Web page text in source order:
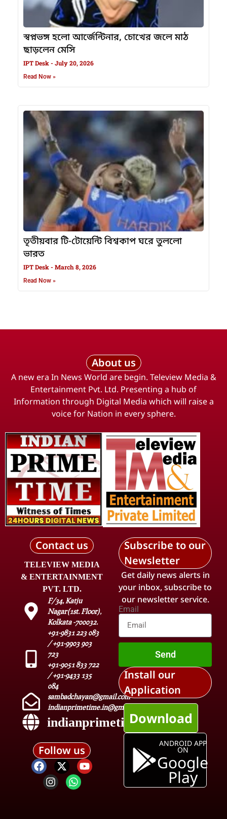
স্বপ্নভঙ্গ হলো আর্জেন্টিনার, চোখের জলে মাঠ
ছাড়লেন মেসি
IPT Desk July 20, 2026
Read Now »
তৃতীয়বার টি-টোয়েন্টি বিশ্বকাপ ঘরে তুললো
ভারত
IPT Desk March 8, 2026
Read Now »
About us
A new era In News World are begin. Teleview Media &
Entertainment Pvt. Ltd. Presenting a hub of
Information through Digital Media which will raise a
voice for Nation in every sphere.
Contact us
TELEVIEW MEDIA
& ENTERTAINMENT
PVT. LTD.
F/34, Katju
Nagar(1st. Floor),
Kolkata -700032.
+91-9831 223 083
/ +91-9903 903
723
+91-9051 833 722
/ +91-9433 135
084
sambadchayan@gmail.com
indianprimetime.in@gmail.com
indianprimetime.in
Follow us
Subscribe to our
Newsletter
Get daily news alerts in
your inbox, subscribe to
our newsletter service.
Email
Send
Install our
Application
Download
ANDROID APP
ON
Google
Play